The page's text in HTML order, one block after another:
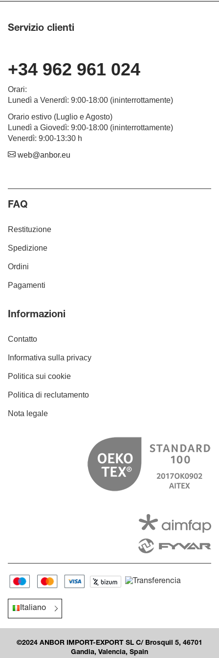
Servizio clienti
+34 962 961 024
Orari:
Lunedì a Venerdì: 9:00-18:00 (ininterrottamente)
Orario estivo (Luglio e Agosto)
Lunedì a Giovedì: 9:00-18:00 (ininterrottamente)
Venerdì: 9:00-13:30 h
web@anbor.eu
FAQ
Restituzione
Spedizione
Ordini
Pagamenti
Informazioni
Contatto
Informativa sulla privacy
Politica sui cookie
Politica di reclutamento
Nota legale
Italiano
©2024 ANBOR IMPORT-EXPORT SL C/ Brosquil 5, 46701
Gandia, Valencia, Spain